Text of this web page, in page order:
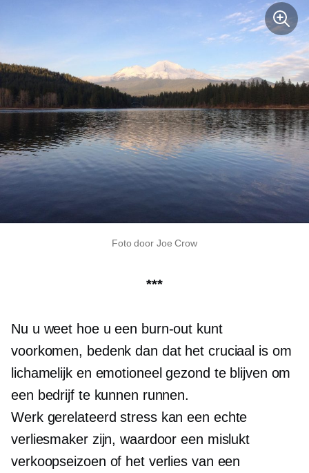
Foto door Joe Crow
***
Nu u weet hoe u een burn-out kunt
voorkomen, bedenk dan dat het cruciaal is om
lichamelijk en emotioneel gezond te blijven om
een ​​bedrijf te kunnen runnen.
Werk gerelateerd stress kan een echte
verliesmaker zijn, waardoor een mislukt
verkoopseizoen of het verlies van een